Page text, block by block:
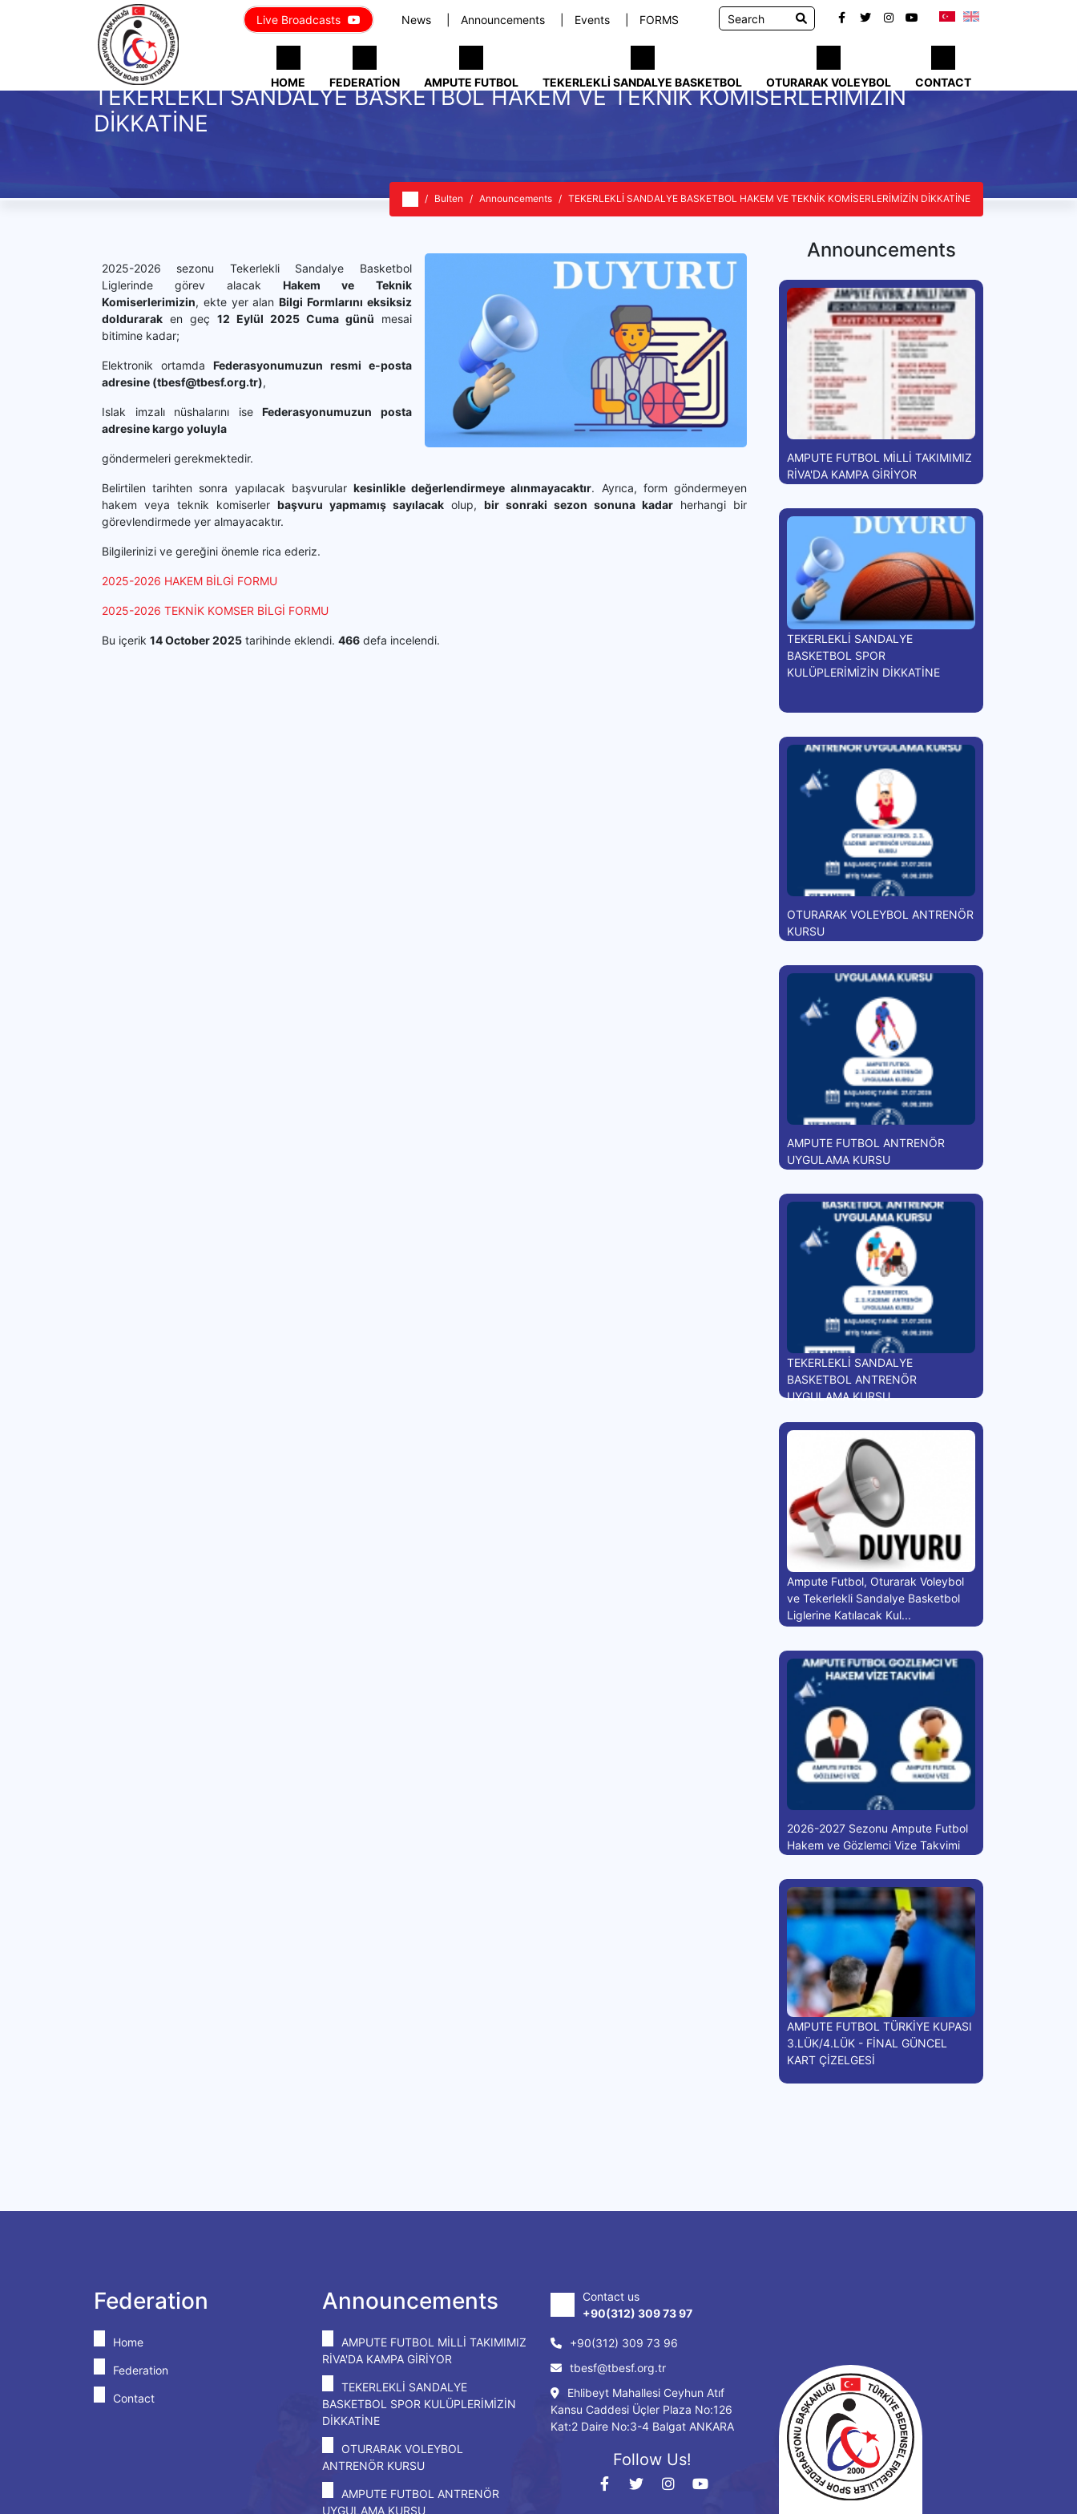
News Announcements Events FORMS
Live Broadcasts
HOME FEDERATION AMPUTE FUTBOL TEKERLEKLI SANDALYE BASKETBOL OTURARAK VOLEYBOL CONTACT
TEKERLEKLİ SANDALYE BASKETBOL HAKEM VE TEKNİK KOMİSERLERİMİZİN
DİKKATİNE
Bulten Announcements TEKERLEKLİ SANDALYE BASKETBOL HAKEM VE TEKNİK KOMİSERLERİMİZİN DİKKATİNE
2025-2026 sezonu Tekerlekli Sandalye Basketbol
Liglerinde görev alacakHakem ve Teknik
Komiserlerimizin, ekte yer alan Bilgi Formlarını eksiksiz
doldurarak en geç 12 Eylül 2025 Cuma günü mesai
bitimine kadar;
Elektronik ortamda Federasyonumuzun resmi e-posta
adresine (tbesf@tbesf.org.tr),
Islak imzalı nüshalarını ise Federasyonumuzun posta
adresine kargo yoluyla
göndermeleri gerekmektedir.
Belirtilen tarihten sonra yapılacak başvurular kesinlikle değerlendirmeye alınmayacaktır. Ayrıca, form göndermeyen
hakem veya teknik komiserler başvuru yapmamış sayılacak olup, bir sonraki sezon sonuna kadar herhangi bir
görevlendirmede yer almayacaktır.
Bilgilerinizi ve gereğini önemle rica ederiz.
2025-2026 HAKEM BİLGİ FORMU
2025-2026 TEKNİK KOMSER BİLGİ FORMU
Bu içerik 14 October 2025 tarihinde eklendi. 466 defa incelendi.
Announcements
AMPUTE FUTBOL MİLLİ TAKIMIMIZ
RİVA'DA KAMPA GİRİYOR
TEKERLEKLİ SANDALYE
BASKETBOL SPOR
KULÜPLERİMİZİN DİKKATİNE
OTURARAK VOLEYBOL ANTRENÖR
KURSU
AMPUTE FUTBOL ANTRENÖR
UYGULAMA KURSU
TEKERLEKLİ SANDALYE
BASKETBOL ANTRENÖR
UYGULAMA KURSU
Ampute Futbol, Oturarak Voleybol
ve Tekerlekli Sandalye Basketbol
Liglerine Katılacak Kul...
2026-2027 Sezonu Ampute Futbol
Hakem ve Gözlemci Vize Takvimi
AMPUTE FUTBOL TÜRKİYE KUPASI
3.LÜK/4.LÜK - FİNAL GÜNCEL
KART ÇİZELGESİ
Federation
Home
Federation
Contact
Announcements
AMPUTE FUTBOL MİLLİ TAKIMIMIZ
RİVA'DA KAMPA GİRİYOR
TEKERLEKLİ SANDALYE
BASKETBOL SPOR KULÜPLERİMİZİN
DİKKATİNE
OTURARAK VOLEYBOL
ANTRENÖR KURSU
AMPUTE FUTBOL ANTRENÖR
UYGULAMA KURSU
Contact us
+90(312) 309 73 97
+90(312) 309 73 96
tbesf@tbesf.org.tr
Ehlibeyt Mahallesi Ceyhun Atıf
Kansu Caddesi Üçler Plaza No:126
Kat:2 Daire No:3-4 Balgat ANKARA
Follow Us!